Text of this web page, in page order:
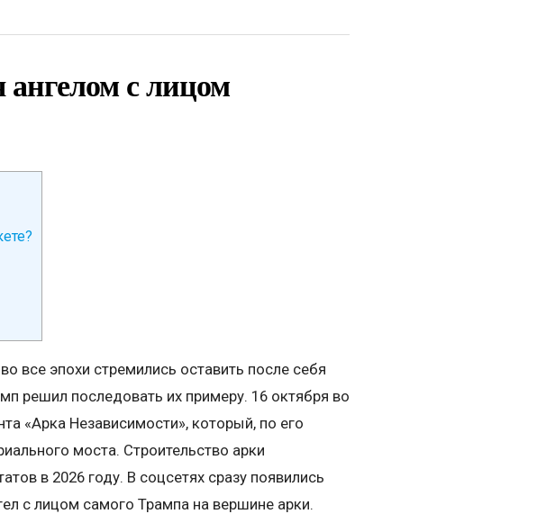
ангелом с лицом
все эпохи стремились оставить после себя
решил последовать их примеру. 16 октября во
«Арка Независимости», который, по его
моста. Строительство арки
в 2026 году. В соцсетях сразу появились
с лицом самого Трампа на вершине арки.